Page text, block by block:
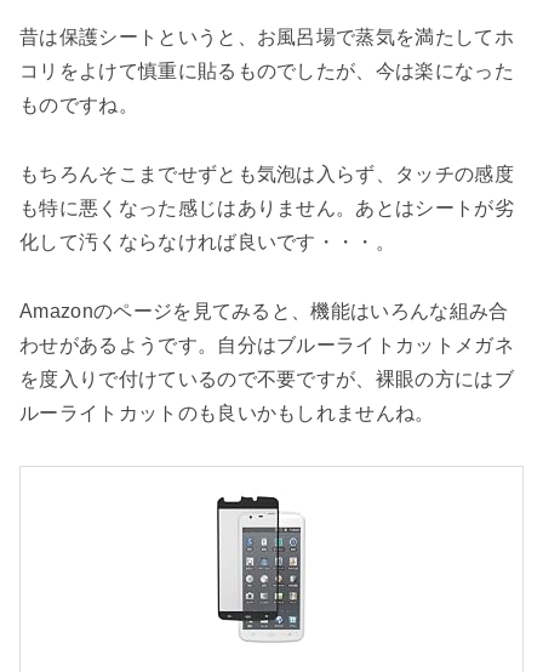
昔は保護シートというと、お風呂場で蒸気を満たしてホ
コリをよけて慎重に貼るものでしたが、今は楽になった
ものですね。
もちろんそこまでせずとも気泡は入らず、タッチの感度
も特に悪くなった感じはありません。あとはシートが劣
化して汚くならなければ良いです・・・。
Amazonのページを見てみると、機能はいろんな組み合
わせがあるようです。自分はブルーライトカットメガネ
を度入りで付けているので不要ですが、裸眼の方にはブ
ルーライトカットのも良いかもしれませんね。